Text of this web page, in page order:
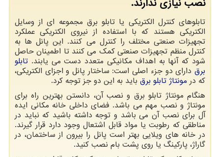
نصب نیازی ندارند.
تابلوهای کنترل الکتریکی یا تابلو برق مجموعه ای از وسایل
الکتریکی هستند که با استفاده از نیروی الکتریکی عملکرد
تجهیزات صنعتی مختلف را کنترل می کنند. این پانل ها به
کنترل منظم تجهیزات صنعتی کمک می کنند تا اطمینان حاصل
شود که آنها به اهداف مکانیکی متعدد دست می یابند. تابلو
برق دارای دو جزء اصلی است: ساختار پانل و اجزای الکتریکی،
که در مونتاژ تابلو برق باید به این دو جز توجه کرد.
هنگام مونتاژ تابلو برق و نصب آن، دانستن بهترین راه برای
مونتاژ و نصب مهم می باشد. فضای داخلی خانه مکانی ایده
آل برای نصب آن می باشد و توجه داشته باشید که نباید در
مناطقی که رطوبت یا مواد قابل اشتعال وجود دارد قرار گیرند.
در خانه های ویلایی بهتر است پانل را بیرون از ساختمان، در
گاراژ، پارکینگ یا روی پشت بام نصب کنید.